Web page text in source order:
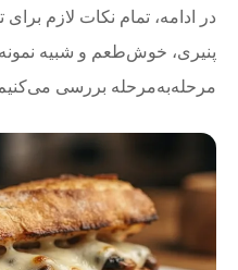
در ادامه، تمام نکات لازم
پنیری، خوش‌طعم و شبیه
مرحله‌به‌مرحله بررسی